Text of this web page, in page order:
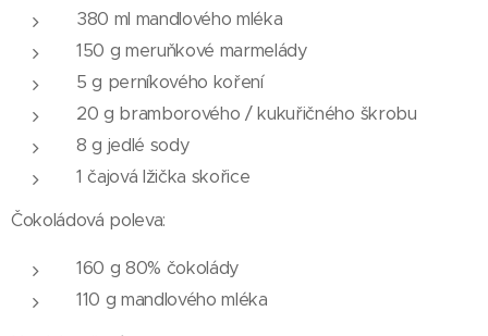
380 ml mandlového mléka
150 g meruňkové marmelády
5 g perníkového koření
20 g bramborového / kukuřičného škrobu
8 g jedlé sody
1 čajová lžička skořice
Čokoládová poleva:
160 g 80% čokolády
110 g mandlového mléka